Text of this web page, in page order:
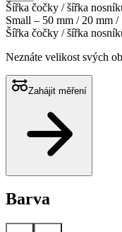
Šířka čočky / šířka
Small – 50 mm / 20 mm /
Šířka čočky / šířka
Neznáte velikost svých
Zahájit měření
Barva